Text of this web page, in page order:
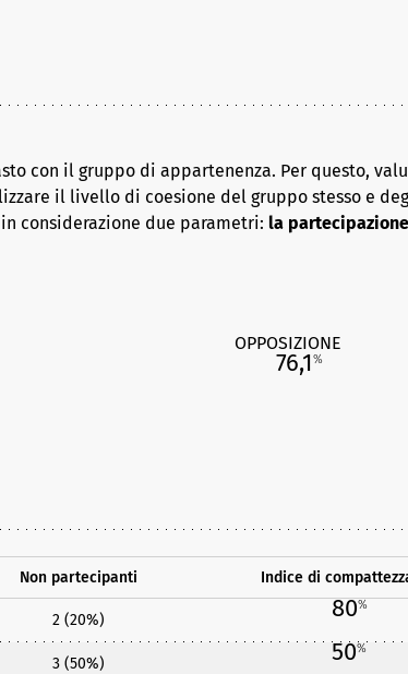
con il gruppo di appartenenza. Per questo,
il livello di coesione del gruppo stesso e
considerazione due parametri: la
OPPOSIZIONE
76,1%
Non partecipanti Indice di
2 (20%) 80%
3 (50%) 50%